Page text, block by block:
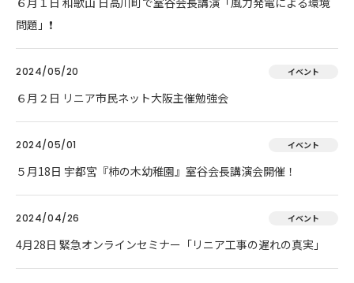
問題」❗
2024/05/20 イベント
６月２日 リニア市民ネット大阪主催勉強会
2024/05/01 イベント
５月18日 宇都宮『柿の木幼稚園』室谷会長講演会開催！
2024/04/26 イベント
4月28日 緊急オンラインセミナー「リニア工事の遅れの真実」